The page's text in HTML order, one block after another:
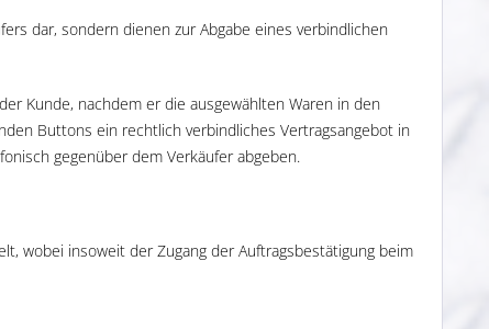
dar, sondern dienen zur Abgabe eines verbindlichen
Kunde, nachdem er die ausgewählten Waren in den
Buttons ein rechtlich verbindliches Vertragsangebot in
gegenüber dem Verkäufer abgeben.
wobei insoweit der Zugang der Auftragsbestätigung beim